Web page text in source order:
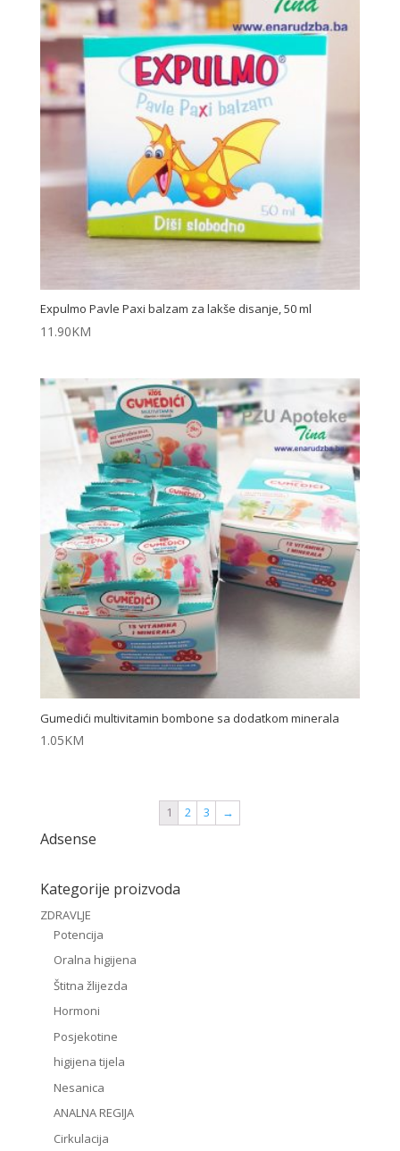
Expulmo Pavle Paxi balzam za lakše disanje, 50 ml
11.90KM
Gumedići multivitamin bombone sa dodatkom minerala
1.05KM
1 2 3 →
Adsense
Kategorije proizvoda
ZDRAVLJE
Potencija
Oralna higijena
Štitna žlijezda
Hormoni
Posjekotine
higijena tijela
Nesanica
ANALNA REGIJA
Cirkulacija